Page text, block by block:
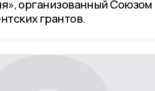
организованный Союзом
грантов.